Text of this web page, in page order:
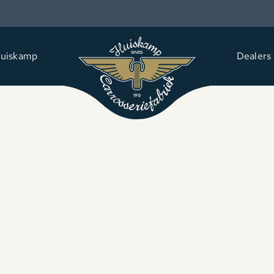
Dealers